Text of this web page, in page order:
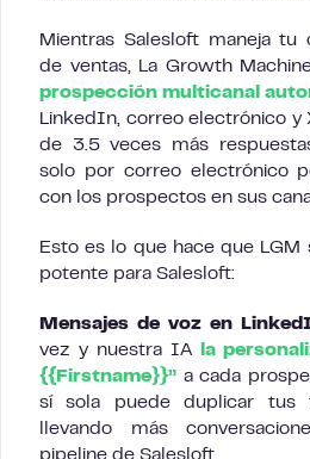
Mientras Salesloft maneja tu
de ventas, La Growth
prospección multicanal
LinkedIn, correo electrónico y
de 3.5 veces más
solo por correo electrónico
con los prospectos en sus
Esto es lo que hace que
potente para Salesloft:
Mensajes de voz en
vez y nuestra IA
la
{{Firstname}}” a cada
sí sola puede duplicar tus
llevando más
pipeline de Salesloft.